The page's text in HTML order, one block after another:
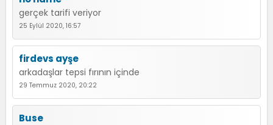
gerçek tarifi veriyor
25 Eylül 2020, 16:57
firdevs ayşe
arkadaşlar tepsi fırının içinde
29 Temmuz 2020, 20:22
Buse